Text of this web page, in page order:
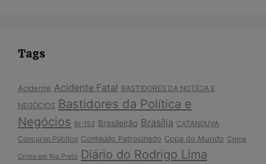
Tags
Acidente Acidente Fatal BASTIDORES DA NOTÍCIA E
NEGÓCIOS Bastidores da Política e
Negócios Br-153 Brasileirão Brasília CATANDUVA
Concurso Público Conteúdo Patrocinado Copa do Mundo Crime
Crime em Rio Preto Diário do Rodrigo Lima